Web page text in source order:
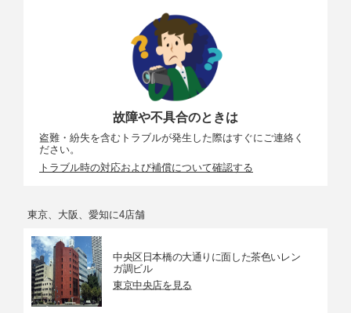
故障や不具合のときは
盗難・紛失を含むトラブルが発生した際はすぐにご連絡く
ださい。
トラブル時の対応および補償について確認する
東京、大阪、愛知に4店舗
中央区日本橋の大通りに面した茶色いレン
ガ調ビル
東京中央店を見る